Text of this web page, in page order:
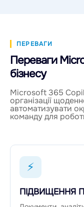
ПЕРЕВАГИ
Переваги
бізнесу
Microsoft 365
організації
автоматизувати
команду для
⚡
ПІДВИЩЕННЯ